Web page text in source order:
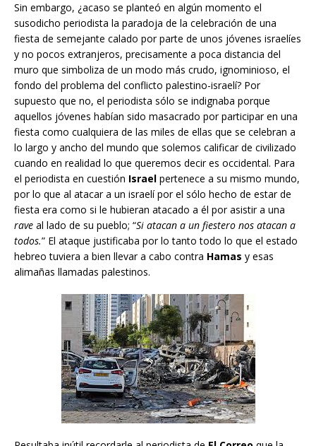
Sin embargo, ¿acaso se planteó en algún momento el
susodicho periodista la paradoja de la celebración de una
fiesta de semejante calado por parte de unos jóvenes israelíes
y no pocos extranjeros, precisamente a poca distancia del
muro que simboliza de un modo más crudo, ignominioso, el
fondo del problema del conflicto palestino-israelí? Por
supuesto que no, el periodista sólo se indignaba porque
aquellos jóvenes habían sido masacrado por participar en una
fiesta como cualquiera de las miles de ellas que se celebran a
lo largo y ancho del mundo que solemos calificar de civilizado
cuando en realidad lo que queremos decir es occidental. Para
el periodista en cuestión Israel pertenece a su mismo mundo,
por lo que al atacar a un israelí por el sólo hecho de estar de
fiesta era como si le hubieran atacado a él por asistir a una
rave al lado de su pueblo; “Si atacan a un fiestero nos atacan a
todos.” El ataque justificaba por lo tanto todo lo que el estado
hebreo tuviera a bien llevar a cabo contra Hamas y esas
alimañas llamadas palestinos.